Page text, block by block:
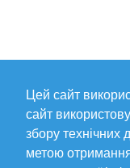
Цей сайт
сайт
збору технічних
метою отримання